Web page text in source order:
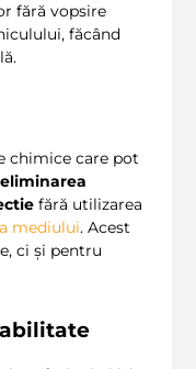
fără vopsire
făcând
chimice care pot
eliminarea
fără utilizarea
mediului. Acest
ci și pentru